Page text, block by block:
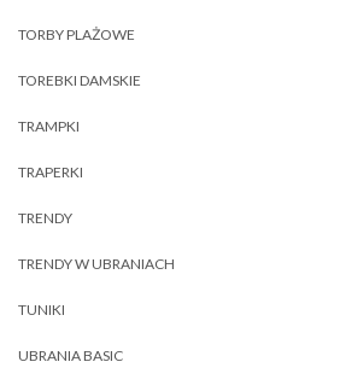
TORBY PLAŻOWE
TOREBKI DAMSKIE
TRAMPKI
TRAPERKI
TRENDY
TRENDY W UBRANIACH
TUNIKI
UBRANIA BASIC